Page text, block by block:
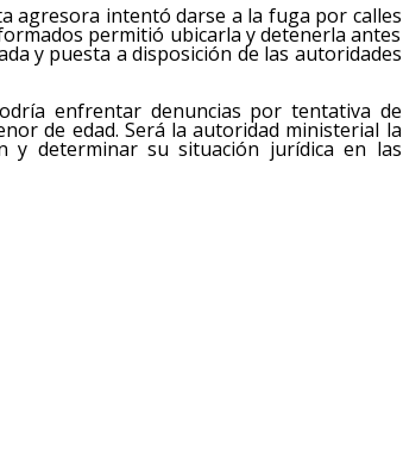
agresora intentó darse a la fuga por calles
permitió ubicarla y detenerla antes
y puesta a disposición de las autoridades
enfrentar denuncias por tentativa de
de edad. Será la autoridad ministerial la
y determinar su situación jurídica en las